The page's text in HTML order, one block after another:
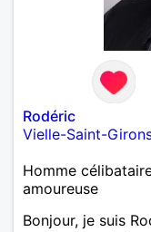
Rodéric
Vielle-Saint-
Homme
amoureuse
Bonjour, je suis